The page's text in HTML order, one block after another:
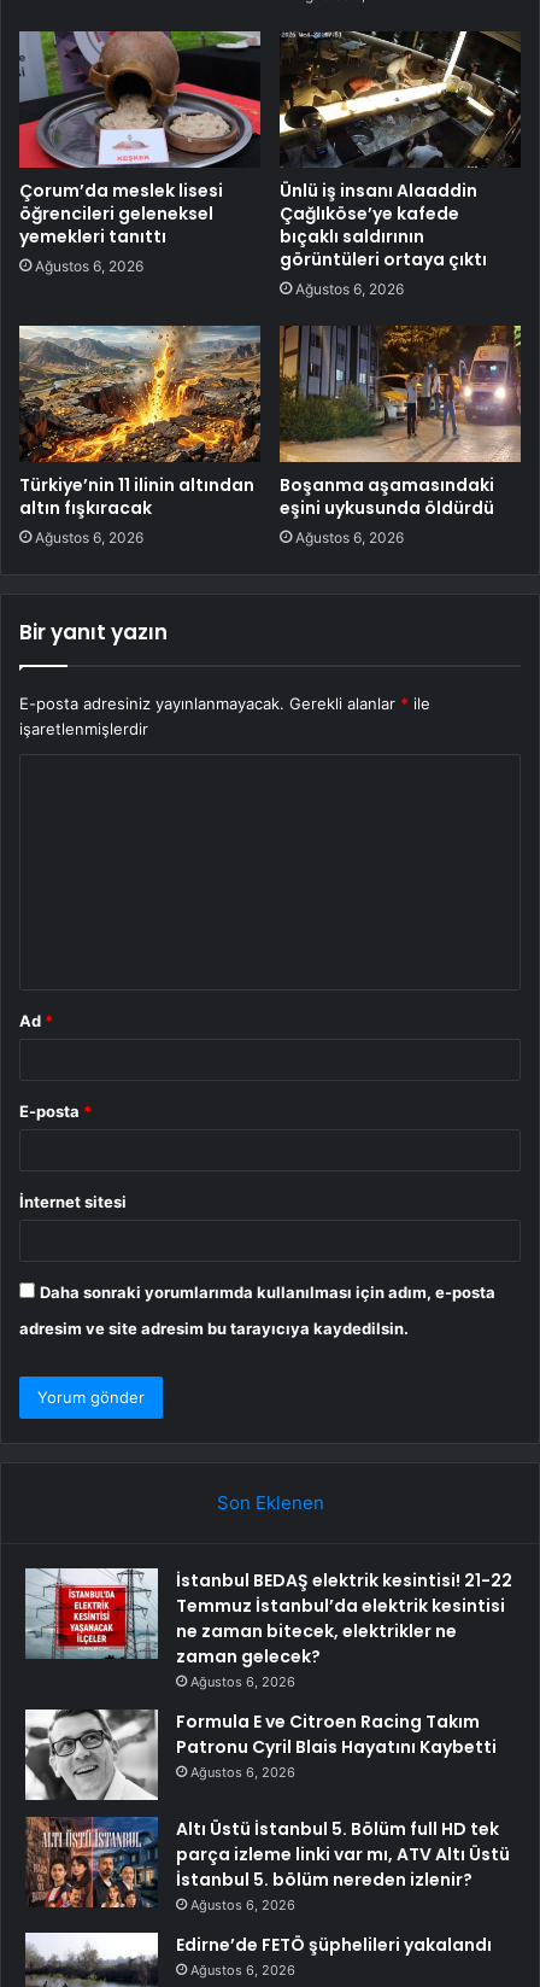
Çorum’da meslek lisesi
öğrencileri geleneksel
yemekleri tanıttı
Ağustos 6, 2026
Ünlü iş insanı Alaaddin
Çağlıköse’ye kafede
bıçaklı saldırının
görüntüleri ortaya çıktı
Ağustos 6, 2026
Türkiye’nin 11 ilinin altından
altın fışkıracak
Ağustos 6, 2026
Boşanma aşamasındaki
eşini uykusunda öldürdü
Ağustos 6, 2026
Bir yanıt yazın
E-posta adresiniz yayınlanmayacak. Gerekli alanlar * ile
işaretlenmişlerdir
Ad *
E-posta *
İnternet sitesi
Daha sonraki yorumlarımda kullanılması için adım, e-posta
adresim ve site adresim bu tarayıcıya kaydedilsin.
Son Eklenen
İstanbul BEDAŞ elektrik kesintisi! 21-22
Temmuz İstanbul’da elektrik kesintisi
ne zaman bitecek, elektrikler ne
zaman gelecek?
Ağustos 6, 2026
Formula E ve Citroen Racing Takım
Patronu Cyril Blais Hayatını Kaybetti
Ağustos 6, 2026
Altı Üstü İstanbul 5. Bölüm full HD tek
parça izleme linki var mı, ATV Altı Üstü
İstanbul 5. bölüm nereden izlenir?
Ağustos 6, 2026
Edirne’de FETÖ şüphelileri yakalandı
Ağustos 6, 2026